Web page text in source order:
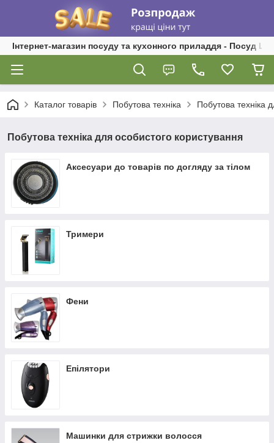
Інтернет-магазин посуду та кухонного приладдя - Посуд
Каталог товарів Побутова техніка Побутова техніка
Побутова техніка для особистого користування
Аксесуари до товарів по догляду за тілом
Тримери
Фени
Епілятори
Машинки для стрижки волосся